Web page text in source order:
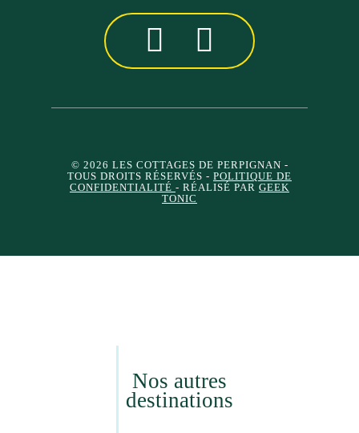
© 2026 LES COTTAGES DE PERPIGNAN -
TOUS DROITS RÉSERVÉS - POLITIQUE DE
CONFIDENTIALITÉ - RÉALISÉ PAR GEEK
TONIC
Nos autres
destinations